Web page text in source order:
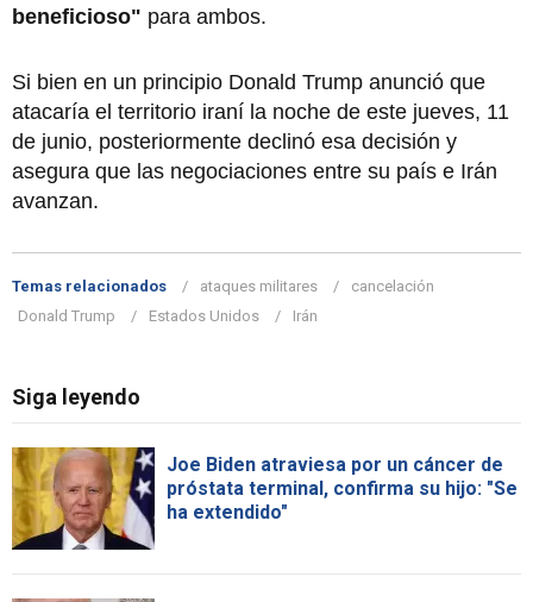
beneficioso" para ambos.
Si bien en un principio Donald Trump anunció que
atacaría el territorio iraní la noche de este jueves, 11
de junio, posteriormente declinó esa decisión y
asegura que las negociaciones entre su país e Irán
avanzan.
Temas relacionados ataques militares
cancelación
Donald Trump
Estados Unidos Irán
Siga leyendo
Joe Biden atraviesa por un cáncer de
próstata terminal, confirma su hijo: "Se
ha extendido"